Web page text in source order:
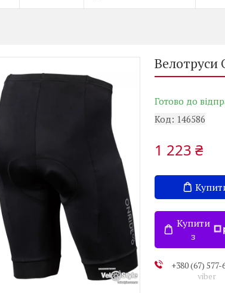
Велотруси
Готово до
Код: 146586
1 223 ₴
Купити
з
+380 (67) 577-
viber